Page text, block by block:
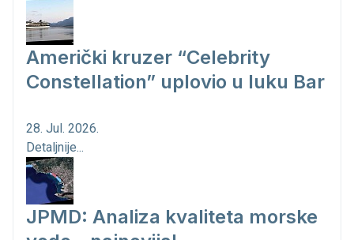
Američki kruzer “Celebrity
Constellation” uplovio u luku Bar
28. Jul. 2026.
Detaljnije...
JPMD: Analiza kvaliteta morske